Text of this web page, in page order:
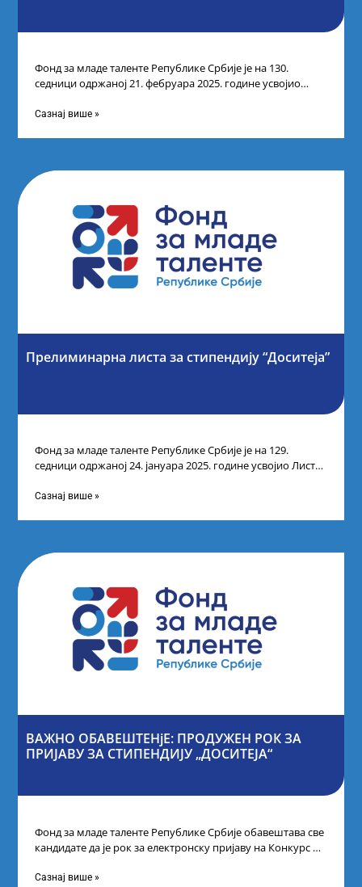
Фонд за младе таленте Републике Србије је на 130.
седници одржаној 21. фебруара 2025. године усвојио
Сазнај више »
Прелиминарна листа за стипендију “Доситеја”
Фонд за младе таленте Републике Србије је на 129.
седници одржаној 24. јануара 2025. године усвојио Листу
Сазнај више »
ВАЖНО ОБАВЕШТЕНјЕ: ПРОДУЖЕН РОК ЗА
ПРИЈАВУ ЗА СТИПЕНДИЈУ „ДОСИТЕЈА“
Фонд за младе таленте Републике Србије обавештава све
кандидате да је рок за електронску пријаву на Конкурс за
Сазнај више »